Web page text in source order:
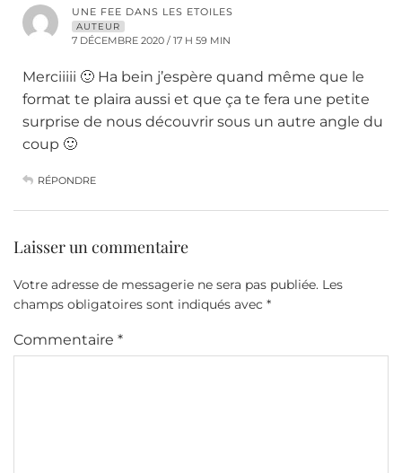
UNE FEE DANS LES ETOILES
AUTEUR
7 DÉCEMBRE 2020 / 17 H 59 MIN
Merciiiii 🙂 Ha bein j’espère quand même que le
format te plaira aussi et que ça te fera une petite
surprise de nous découvrir sous un autre angle du
coup 🙂
RÉPONDRE
Laisser un commentaire
Votre adresse de messagerie ne sera pas publiée. Les
champs obligatoires sont indiqués avec *
Commentaire *